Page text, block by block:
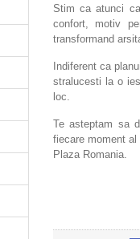
Stim ca atunci
confort, motiv
transformand
Indiferent ca
stralucesti la o
loc.
Te asteptam sa
fiecare moment al
Plaza Romania.